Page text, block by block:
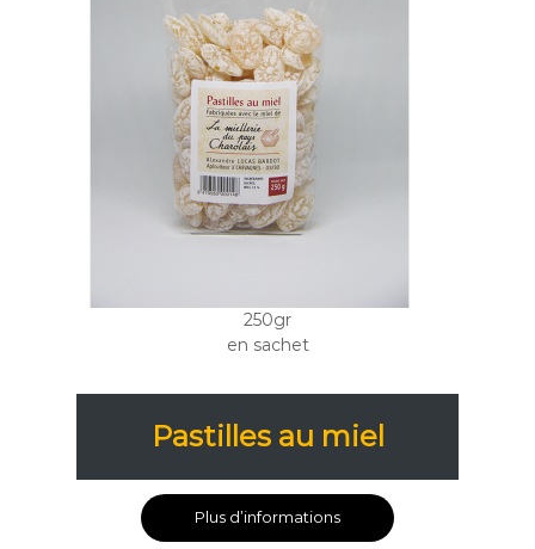
250gr
en sachet
Pastilles au miel
Plus d’informations